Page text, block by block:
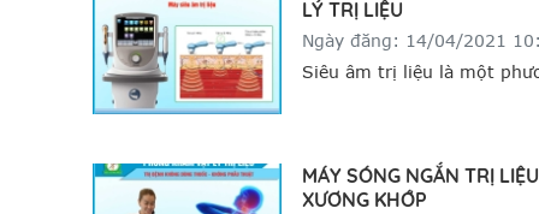
Liệu pháp điều trị này có ưu
không cần đến phẫu thuật,
cho mỗi lần điều trị ngắn.
LÝ TRỊ LIỆU
Ngày đăng: 14/04/2021
Siêu âm trị liệu là một
thư giãn thần kinh,...
MÁY SÓNG NGẮN TRỊ
XƯƠNG KHỚP